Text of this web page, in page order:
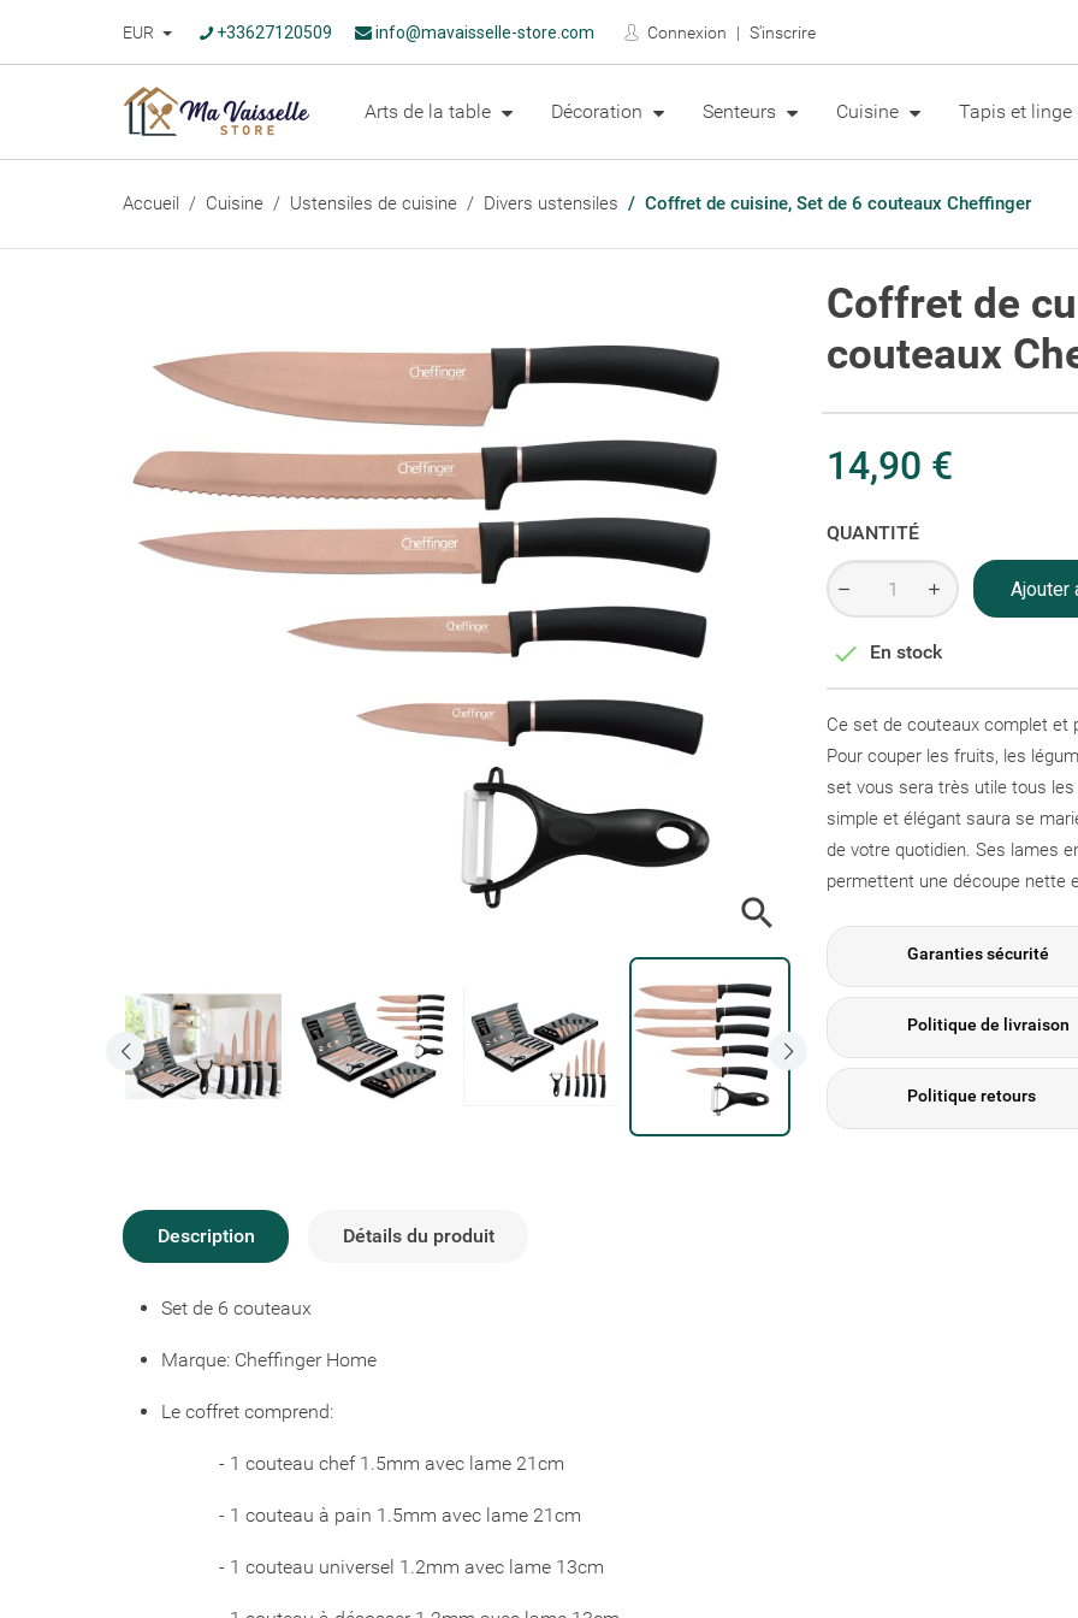
EUR +33627120509 info@mavaisselle-store.com Connexion S'inscrire
Arts de la table Décoration Senteurs Cuisine Tapis et
Accueil Cuisine Ustensiles de cuisine Divers ustensiles Coffret de cuisine, Set de 6 couteaux Cheffinger

Coffret de
couteaux
14,90 €
QUANTITÉ
Ajouter
 En stock
Ce set de couteaux complet et
Pour couper les fruits, les
set vous sera très utile tous
simple et élégant saura se
de votre quotidien. Ses lames
permettent une découpe nette
Garanties sécurité
Politique de livraison
Politique retours
Description Détails du produit
Set de 6 couteaux
Marque: Cheffinger Home
Le coffret comprend:
- 1 couteau chef 1.5mm avec lame 21cm
- 1 couteau à pain 1.5mm avec lame 21cm
- 1 couteau universel 1.2mm avec lame 13cm